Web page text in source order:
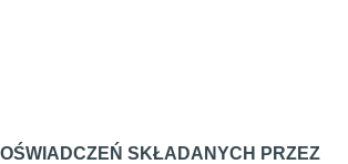
OŚWIADCZEŃ SKŁADANYCH PRZEZ